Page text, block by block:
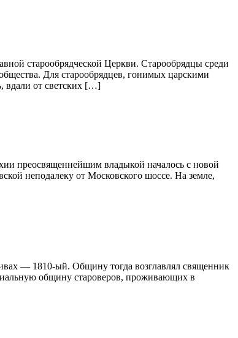
старообрядческой Церкви. Старообрядцы среди
Для старообрядцев, гонимых царскими
вдали от светских […]
преосвященнейшим владыкой началось с новой
неподалеку от Московского шоссе. На земле,
— 1810-ый. Общину тогда возглавлял священник
общину староверов, проживающих в